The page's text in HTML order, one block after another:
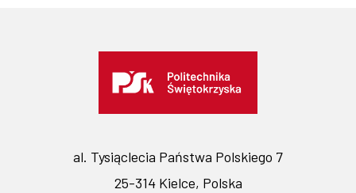
al. Tysiąclecia Państwa Polskiego 7
25-314 Kielce, Polska